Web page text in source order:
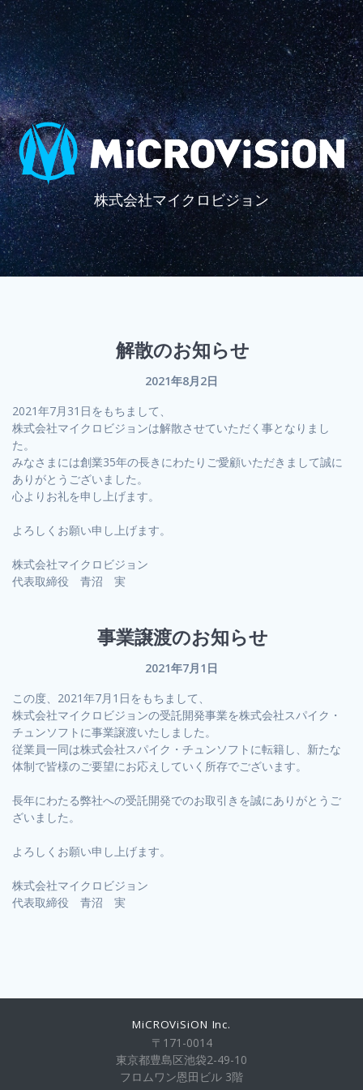
株式会社マイクロビジョン
解散のお知らせ
2021年8月2日
2021年7月31日をもちまして、
株式会社マイクロビジョンは解散させていただく事となりまし
た。
みなさまには創業35年の長きにわたりご愛顧いただきまして誠に
ありがとうございました。
心よりお礼を申し上げます。
よろしくお願い申し上げます。
株式会社マイクロビジョン
代表取締役 青沼 実
事業譲渡のお知らせ
2021年7月1日
この度、2021年7月1日をもちまして、
株式会社マイクロビジョンの受託開発事業を株式会社スパイク・
チュンソフトに事業譲渡いたしました。
従業員一同は株式会社スパイク・チュンソフトに転籍し、新たな
体制で皆様のご要望にお応えしていく所存でございます。
長年にわたる弊社への受託開発でのお取引きを誠にありがとうご
ざいました。
よろしくお願い申し上げます。
株式会社マイクロビジョン
代表取締役 青沼 実
MiCROViSiON Inc.
〒171-0014
東京都豊島区池袋2-49-10
フロムワン恩田ビル 3階